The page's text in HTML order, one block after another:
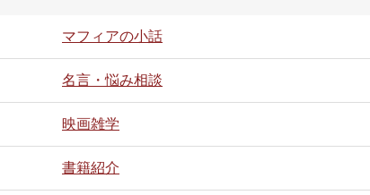
マフィアの小話
名言・悩み相談
映画雑学
書籍紹介